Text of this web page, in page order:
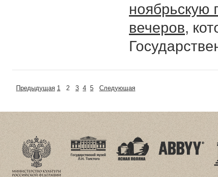
ноябрьскую
вечеров,
Предыдущая 1 2 3 4 5 Следующая